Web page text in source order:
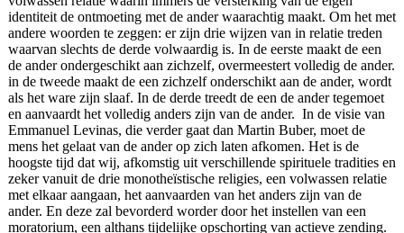
identiteit de ontmoeting met de ander waarachtig maakt. Om het met
andere woorden te zeggen: er zijn drie wijzen van in relatie treden
waarvan slechts de derde volwaardig is. In de eerste maakt de een
de ander ondergeschikt aan zichzelf, overmeestert volledig de ander.
in de tweede maakt de een zichzelf onderschikt aan de ander, wordt
als het ware zijn slaaf. In de derde treedt de een de ander tegemoet
en aanvaardt het volledig anders zijn van de ander. In de visie van
Emmanuel Levinas, die verder gaat dan Martin Buber, moet de
mens het gelaat van de ander op zich laten afkomen. Het is de
hoogste tijd dat wij, afkomstig uit verschillende spirituele tradities en
zeker vanuit de drie monotheïstische religies, een volwassen relatie
met elkaar aangaan, het aanvaarden van het anders zijn van de
ander. En deze zal bevorderd worder door het instellen van een
moratorium, een althans tijdelijke opschorting van actieve zending.